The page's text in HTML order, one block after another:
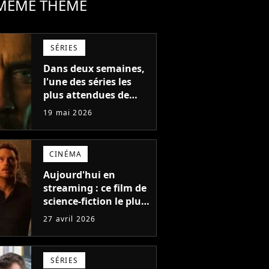
THÈME
SÉRIES
Dans deux semaines,
l'une des séries les
plus attendues de
l'année débarque :
relancent un thriller
culte avec Javier
Bardem
19 mai 2026
CINÉMA
Aujourd'hui en
streaming : ce film de
science-fiction le plus
cher de l'histoire, au
millions de dollars, a
relancé la saga initiée
27 avril 2026
SÉRIES